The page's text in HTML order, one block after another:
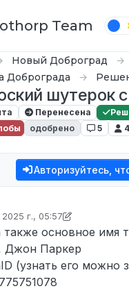
Team
Новый Доброград
Доброграда
шутерок
Перенесена
одобрено 5 4
Авторизуйтесь,
г., 05:57
Fipel
также основное имя
Джон Паркер
(узнать его можно